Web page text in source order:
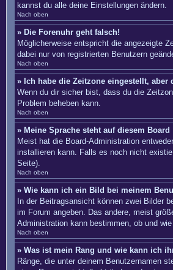
kannst du alle deine Einstellungen ändern.
Nach oben
» Die Forenuhr geht falsch!
Möglicherweise entspricht die angezeigte
dabei nur von registrierten Benutzern
Nach oben
» Ich habe die Zeitzone eingestellt,
Wenn du dir sicher bist, dass du die
Problem beheben kann.
Nach oben
» Meine Sprache steht auf diesem
Meist hat die Board-Administration
installieren kann. Falls es noch nicht
Seite).
Nach oben
» Wie kann ich ein Bild bei meinem
In der Beitragsansicht können zwei Bilder
im Forum angeben. Das andere, meist
Administration kann bestimmen, ob und
Nach oben
» Was ist mein Rang und wie kann ich
Ränge, die unter deinem Benutzernamen